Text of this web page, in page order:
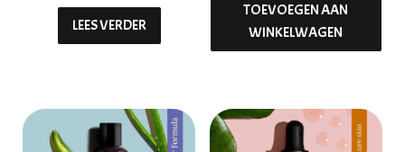
LEES VERDER
TOEVOEGEN AAN
WINKELWAGEN